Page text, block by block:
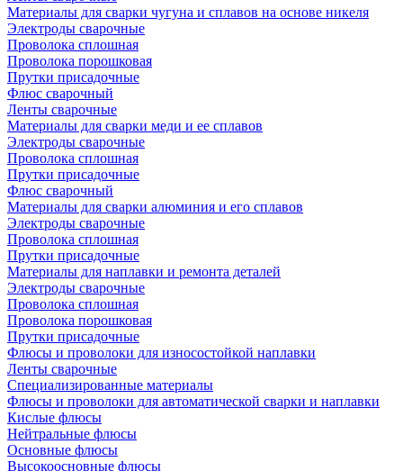
Материалы для сварки чугуна и сплавов на основе никеля
Электроды сварочные
Проволока сплошная
Проволока порошковая
Прутки присадочные
Флюс сварочный
Ленты сварочные
Материалы для сварки меди и ее сплавов
Электроды сварочные
Проволока сплошная
Прутки присадочные
Флюс сварочный
Материалы для сварки алюминия и его сплавов
Электроды сварочные
Проволока сплошная
Прутки присадочные
Материалы для наплавки и ремонта деталей
Электроды сварочные
Проволока сплошная
Проволока порошковая
Прутки присадочные
Флюсы и проволоки для износостойкой наплавки
Ленты сварочные
Специализированные материалы
Флюсы и проволоки для автоматической сварки и наплавки
Кислые флюсы
Нейтральные флюсы
Основные флюсы
Высокоосновные флюсы